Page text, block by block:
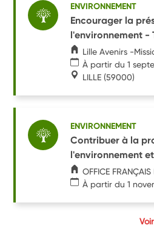
ENVIRONNEMENT
Encourager la
l'environnement -
Lille Avenirs -
À partir du 1
LILLE (59000)
ENVIRONNEMENT
Contribuer à la
l'environnement
OFFICE
À partir du 1